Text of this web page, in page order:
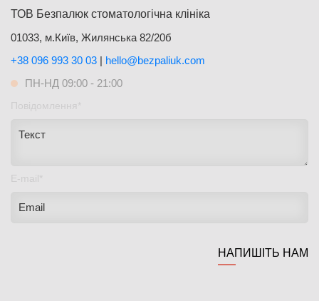
ТОВ Безпалюк стоматологічна клініка
01033, м.Київ, Жилянська 82/20б
+38 096 993 30 03 | hello@bezpaliuk.com
ПН-НД 09:00 - 21:00
Повідомлення*
E-mail*
НАПИШІТЬ НАМ